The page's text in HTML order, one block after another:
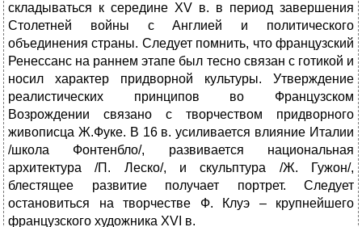
складываться к середине XV в. в период завершения
Столетней войны с Англией и политического
объединения страны. Следует помнить, что французский
Ренессанс на раннем этапе был тесно связан с готикой и
носил характер придворной культуры. Утверждение
реалистических принципов во Французском
Возрождении связано с творчеством придворного
живописца Ж.Фуке. В 16 в. усиливается влияние Италии
/школа Фонтенбло/, развивается национальная
архитектура /П. Леско/, и скульптура /Ж. Гужон/,
блестящее развитие получает портрет. Следует
остановиться на творчестве Ф. Клуэ – крупнейшего
французского художника XVI в.